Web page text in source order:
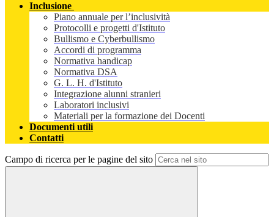
Inclusione
Piano annuale per l’inclusività
Protocolli e progetti d'Istituto
Bullismo e Cyberbullismo
Accordi di programma
Normativa handicap
Normativa DSA
G. L. H. d'Istituto
Integrazione alunni stranieri
Laboratori inclusivi
Materiali per la formazione dei Docenti
Documenti utili
Contatti
Campo di ricerca per le pagine del sito